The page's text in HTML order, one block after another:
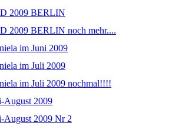
2009 BERLIN
2009 BERLIN noch mehr....
im Juni 2009
im Juli 2009
im Juli 2009 nochmal!!!!
August 2009
August 2009 Nr 2